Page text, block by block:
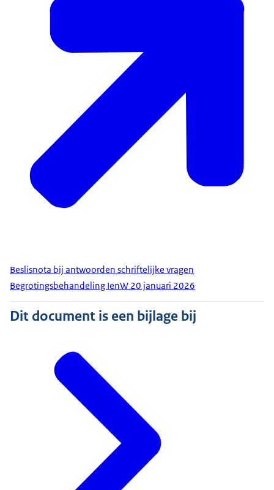
Beslisnota bij antwoorden schriftelijke vragen
Begrotingsbehandeling IenW 20 januari 2026
Dit document is een bijlage bij